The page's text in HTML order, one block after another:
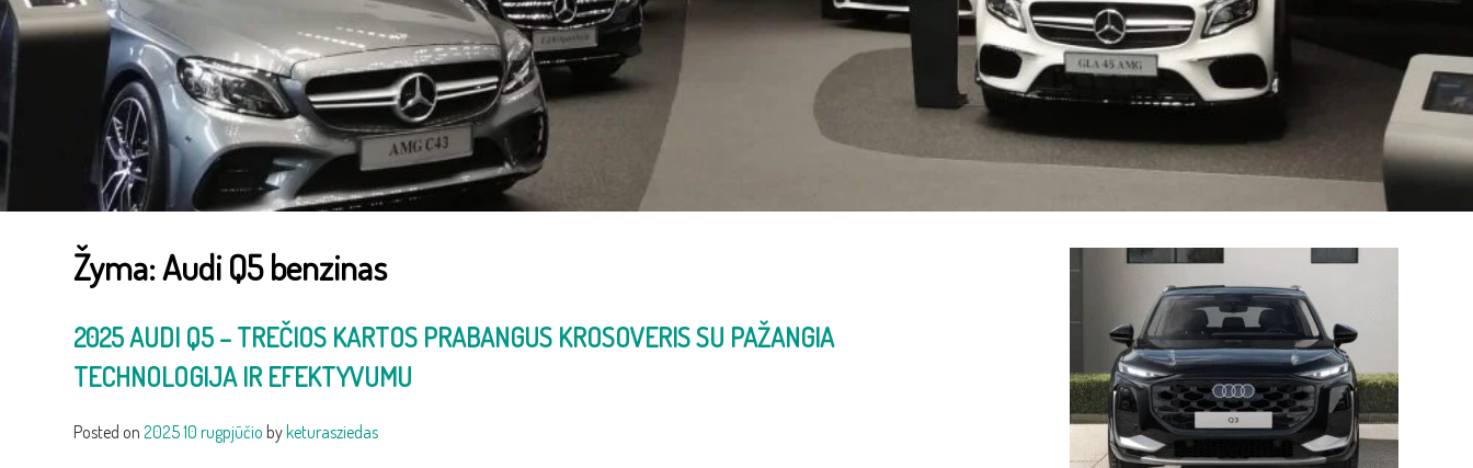
Žyma:Audi Q5 benzinas
2025 AUDI Q5 – TREČIOS KARTOS PRABANGUS KROSOVERIS SU PAŽANGIA
TECHNOLOGIJA IR EFEKTYVUMU
Posted on2025 10 rugpjūčio byketurasziedas